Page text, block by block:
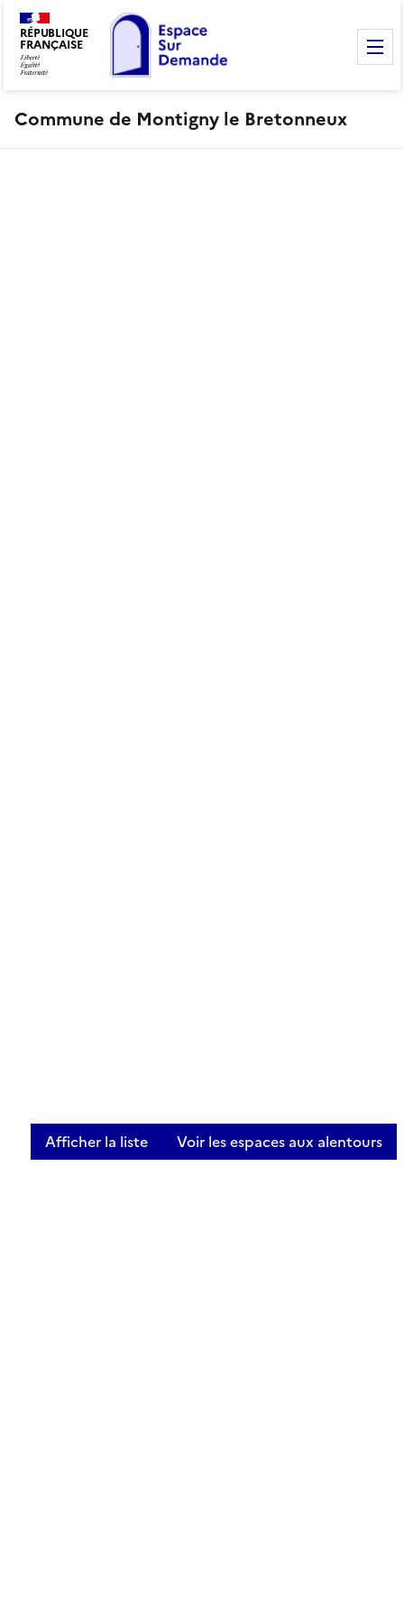
RÉPUBLIQUE
FRANÇAISE
Commune de Montigny le Bretonneux
Afficher la liste Voir les espaces aux alentours